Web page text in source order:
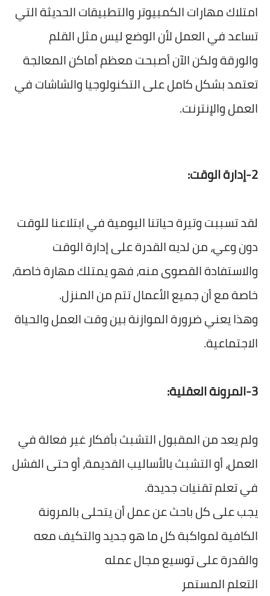
امتلاك مهارات الكمبيوتر والتطبيقات الحديثة التي
تساعد في العمل لأن الوضع ليس مثل القلم
والورقة ولكن الآن أصبحت معظم أماكن المعالجة
تعتمد بشكل كامل على التكنولوجيا والشاشات في
العمل والإنترنت.
2-إدارة الوقت:
لقد تسببت وتيرة حياتنا اليومية في ابتلاعنا للوقت
دون وعي، من لديه القدرة على إدارة الوقت
والاستفادة القصوى منه، فهو يمتلك مهارة خاصة،
خاصة مع أن جميع الأعمال تتم من المنزل.
وهذا يعني ضرورة الموازنة بين وقت العمل والحياة
الاجتماعية.
3-المرونة العقلية:
ولم يعد من المقبول التشبث بأفكار غير فعالة في
العمل، أو التشبث بالأساليب القديمة، أو حتى الفشل
في تعلم تقنيات جديدة.
يجب على كل باحث عن عمل أن يتحلى بالمرونة
الكافية لمواكبة كل ما هو جديد والتكيف معه
والقدرة على توسيع مجال عمله
التعلم المستمر